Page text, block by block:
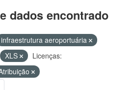
dados encontrado
infraestrutura aeroportuária
XLS
Licenças: